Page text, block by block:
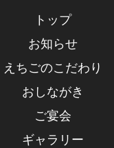
トップ
お知らせ
えちごのこだわり
おしながき
ご宴会
ギャラリー